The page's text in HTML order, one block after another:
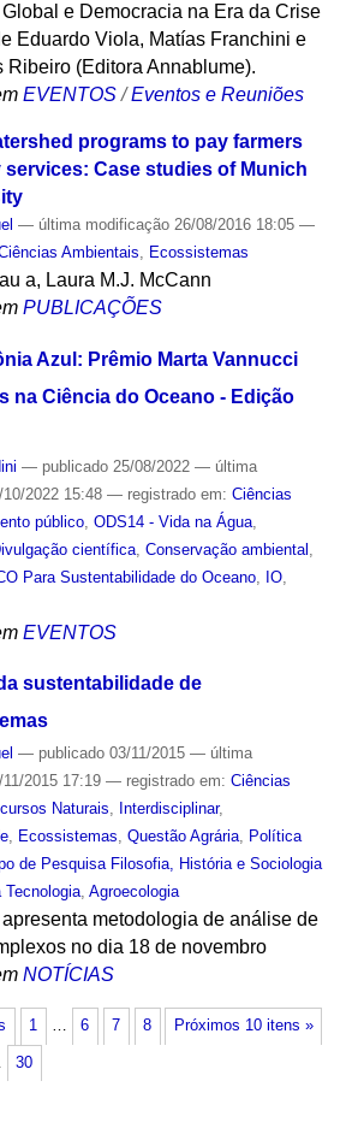
e Democracia na Era da Crise
Eduardo Viola, Matías Franchini e
Ribeiro (Editora Annablume).
EVENTOS /Eventos e Reuniões
programs to pay farmers
Case studies of Munich
— última modificação26/08/2016 18:05 —
Ambientais Ecossistemas
a, Laura M.J. McCann
PUBLICAÇÕES
Azul: Prêmio Marta Vannucci
na Ciência do Oceano - Edição
— publicado25/08/2022 — última
2022 15:48 — registrado em: Ciências
público, ODS14 - Vida na Água,
científica, Conservação ambiental
Para Sustentabilidade do Oceano, IO,
EVENTOS
sustentabilidade de
— publicado03/11/2015 — última
2015 17:19 — registrado em: Ciências
Naturais, Interdisciplinar,
, Ecossistemas, Questão Agrária, Política
de Pesquisa Filosofia, História e Sociologia
Tecnologia, Agroecologia
metodologia de análise de
no dia 18 de novembro
NOTÍCIAS
Próximos 10 itens »
1 … 6 7 8
30